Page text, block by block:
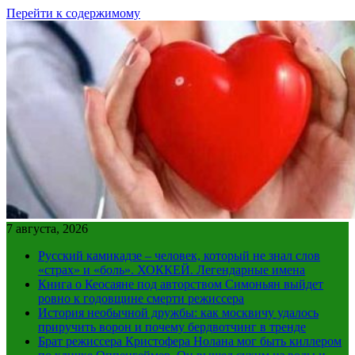
Перейти к содержимому
7 августа, 2026
Русский камикадзе – человек, который не знал слов
«страх» и «боль». ХОККЕЙ. Легендарные имена
Книга о Кеосаяне под авторством Симоньян выйдет
ровно к годовщине смерти режиссера
История необычной дружбы: как москвичу удалось
приручить ворон и почему бердвотчинг в тренде
Брат режиссера Кристофера Нолана мог быть киллером